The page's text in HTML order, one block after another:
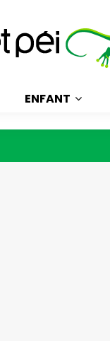
ENFANT